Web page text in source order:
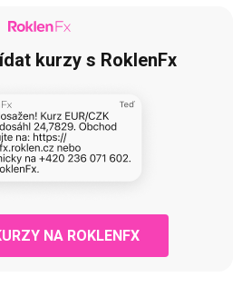
kurzy s RoklenFx
NA ROKLENFX